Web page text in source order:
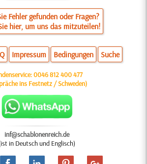
Fehler gefunden oder Fragen?
hier, um uns das mitzuteilen!
Impressum Bedingungen Suche
0046 812 400 477
ins Festnetz / Schweden)
inf@schablonenreich.de
in Deutsch und Englisch)